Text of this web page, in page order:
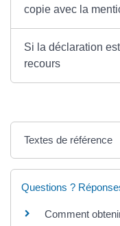
copie avec la
Si la déclaration
recours
Textes de référence
Questions ?
Comment